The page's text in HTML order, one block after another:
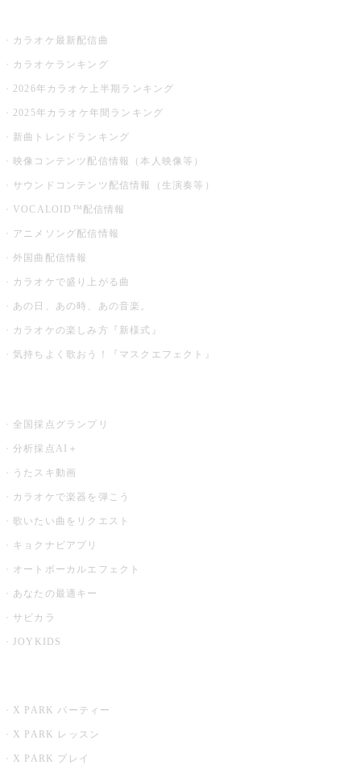
カラオケ最新配信曲
カラオケランキング
2026年カラオケ上半期ランキング
2025年カラオケ年間ランキング
新曲トレンドランキング
映像コンテンツ配信情報（本人映像等）
サウンドコンテンツ配信情報（生演奏等）
VOCALOID™配信情報
アニメソング配信情報
外国曲配信情報
カラオケで盛り上がる曲
あの日、あの時、あの音楽。
カラオケの楽しみ方『新様式』
気持ちよく歌おう！『マスクエフェクト』
全国採点グランプリ
分析採点AI＋
うたスキ動画
カラオケで楽器を弾こう
歌いたい曲をリクエスト
キョクナビアプリ
オートボーカルエフェクト
あなたの最適キー
サビカラ
JOYKIDS
X PARK パーティー
X PARK レッスン
X PARK プレイ